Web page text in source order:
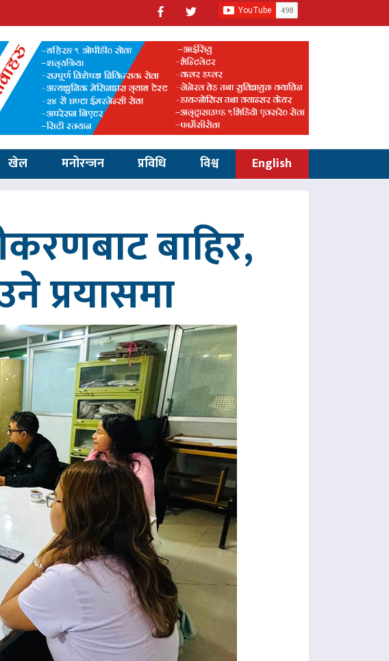
खेल मनोरन्जन प्रविधि विश्व English
बाहिर,
प्रयासमा